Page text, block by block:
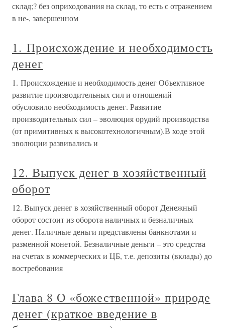
склад;? без оприходования на склад, то есть с отражением
в не-, завершенном
1. Происхождение и необходимость
денег
1. Происхождение и необходимость денег Объективное
развитие производительных сил и отношений
обусловило необходимость денег. Развитие
производительных сил – эволюция орудий производства
(от примитивных к высокотехнологичным).В ходе этой
эволюции развивались и
12. Выпуск денег в хозяйственный
оборот
12. Выпуск денег в хозяйственный оборот Денежный
оборот состоит из оборота наличных и безналичных
денег. Наличные деньги представлены банкнотами и
разменной монетой. Безналичные деньги – это средства
на счетах в коммерческих и ЦБ, т.е. депозиты (вклады) до
востребования
Глава 8 О «божественной» природе
денег (краткое введение в